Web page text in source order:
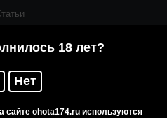
18 лет?
Нет
ohota174.ru используются
товаров